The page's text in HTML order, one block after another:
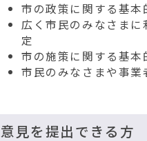
市の政策に関する基
広く市民のみなさま
定
市の施策に関する基
市民のみなさまや事
意見を提出できる方